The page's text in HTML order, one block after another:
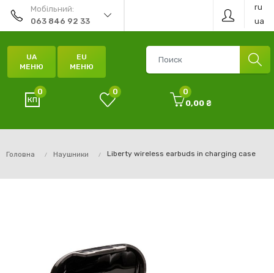
Мобільний:
063 846 92 33
ru
ua
UA
МЕНЮ
EU
МЕНЮ
0 0
0
0,00 ₴
Головна Наушники Liberty wireless earbuds in charging case